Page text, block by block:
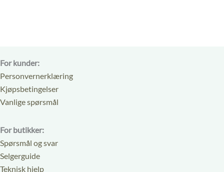
For kunder:
Personvernerklæring
Kjøpsbetingelser
Vanlige spørsmål
For butikker:
Spørsmål og svar
Selgerguide
Teknisk hjelp